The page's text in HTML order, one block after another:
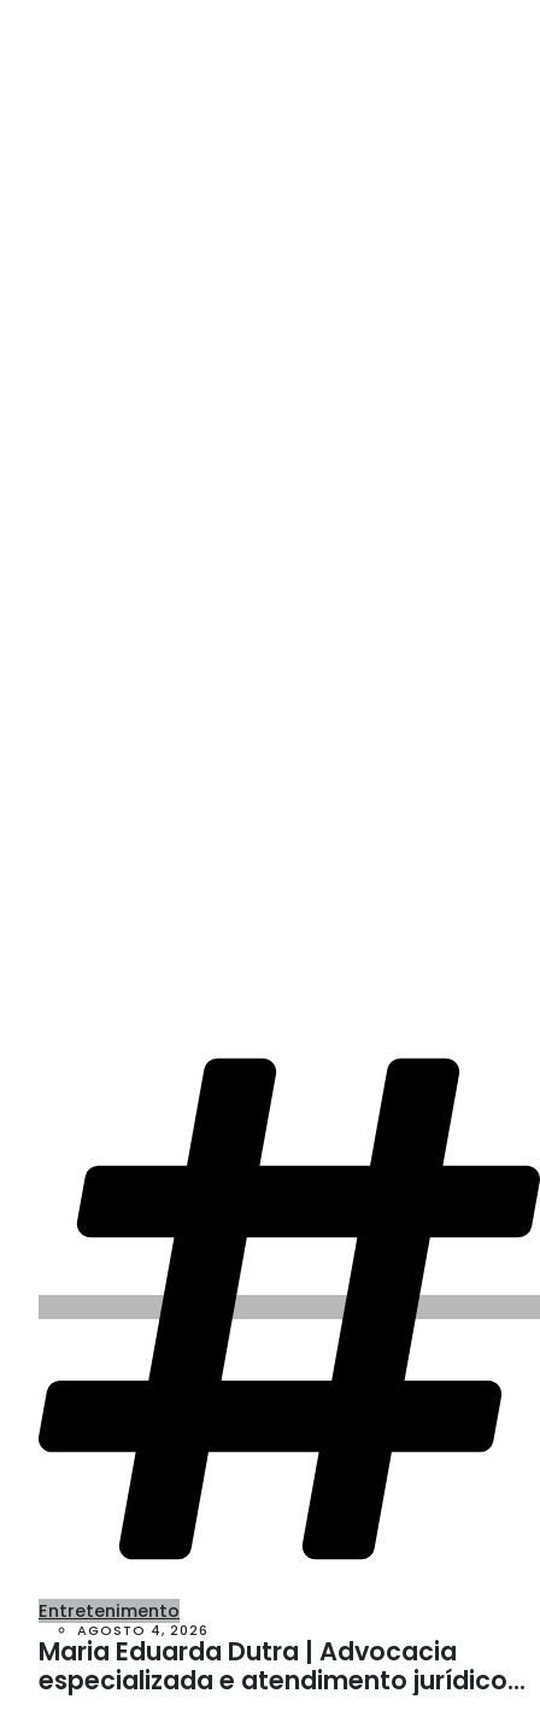
Entretenimento
AGOSTO 4, 2026
Maria Eduarda Dutra | Advocacia
especializada e atendimento jurídico